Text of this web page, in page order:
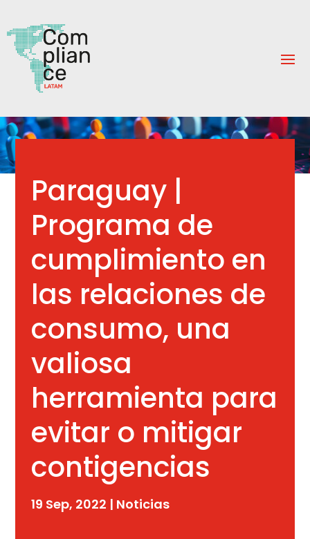
Paraguay |
Programa de
cumplimiento en
las relaciones de
consumo, una
valiosa
herramienta para
evitar o mitigar
contigencias
19 Sep, 2022 | Noticias